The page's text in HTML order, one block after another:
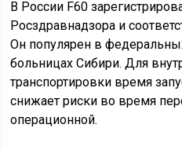
В России F60
Росздравнадзора и
Он популярен в
больницах Сибири. Для
транспортировки время
снижает риски во время
операционной.